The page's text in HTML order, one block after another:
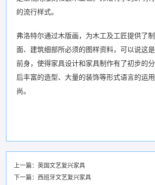
的流行样式。
弗洛特尔通过木版画，为木工及工匠提供了
面、建筑细部所必须的图样资料，可以说这
前身，使得家具设计和家具制作有了初步的
后丰富的造型、大量的装饰等形式语言的运
尚。
上一篇： 英国文艺复兴家具
下一篇： 西班牙文艺复兴家具